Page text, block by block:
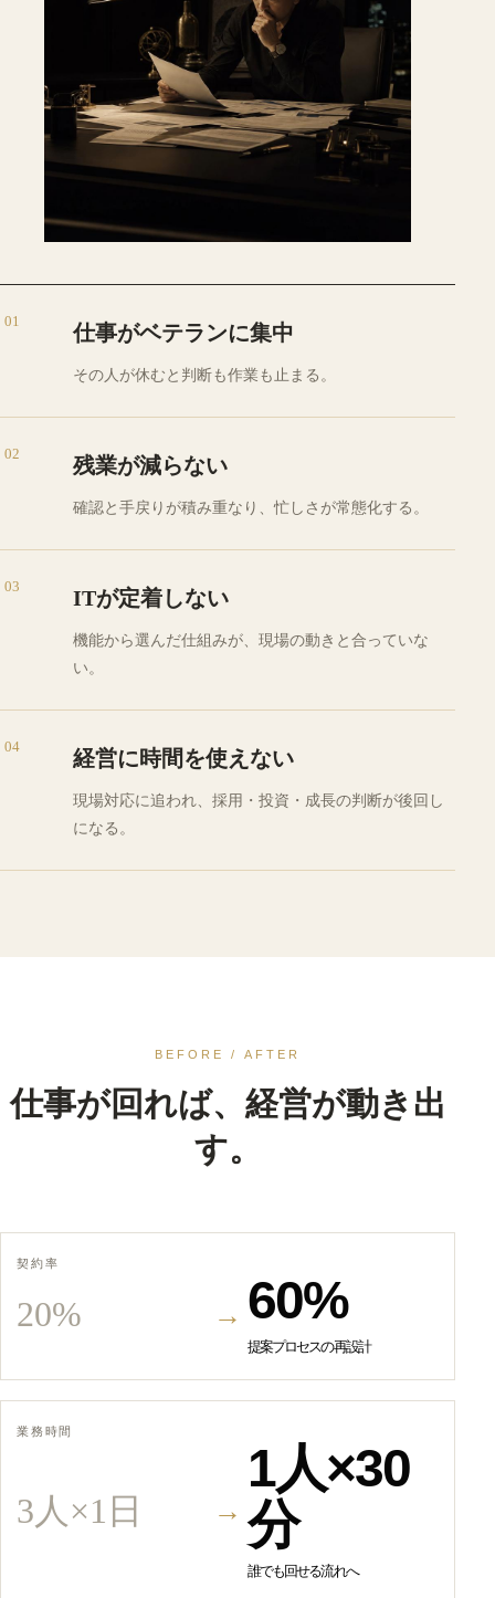
01 仕事がベテランに集中
その人が休むと判断も作業も止まる。
02 残業が減らない
確認と手戻りが積み重なり、忙しさが常態化する。
03 ITが定着しない
機能から選んだ仕組みが、現場の動きと合っていな
い。
04 経営に時間を使えない
現場対応に追われ、採用・投資・成長の判断が後回し
になる。
BEFORE / AFTER
仕事が回れば、経営が動き出
す。
契約率
20% → 60%
提案プロセスの再設計
業務時間
3人×1日 →
1人×30
分
誰でも回せる流れへ